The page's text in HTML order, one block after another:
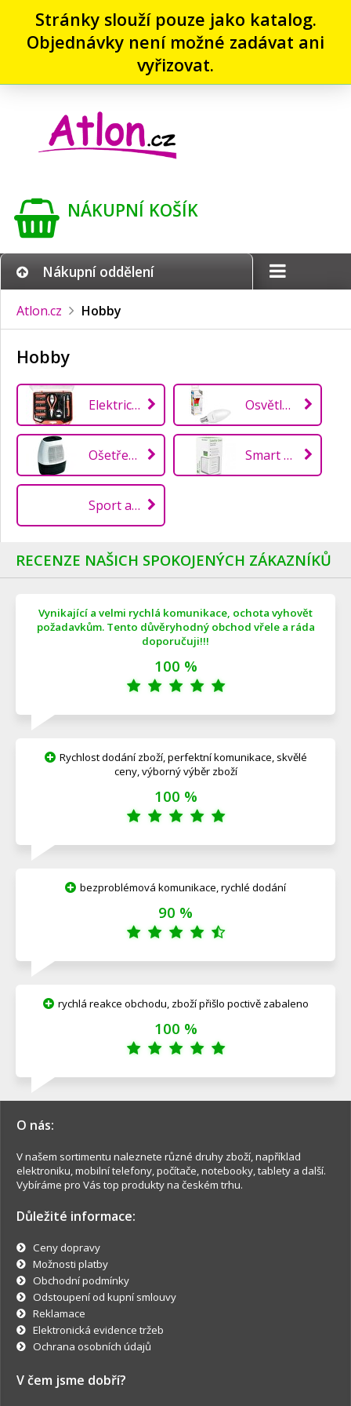
Stránky slouží pouze jako katalog.
Objednávky není možné zadávat ani
vyřizovat.
NÁKUPNÍ KOŠÍK
Nákupní oddělení
Atlon.cz Hobby
Hobby
Elektrické nářadí a příslušenství Osvětlení
Ošetření vzduchu Smart Home
Sport a outdoor
RECENZE NAŠICH SPOKOJENÝCH ZÁKAZNÍKŮ
Vynikající a velmi rychlá komunikace, ochota vyhovět
požadavkům. Tento důvěryhodný obchod vřele a ráda
doporučuji!!!
100 %
Rychlost dodání zboží, perfektní komunikace, skvělé
ceny, výborný výběr zboží
100 %
bezproblémová komunikace, rychlé dodání
90 %
rychlá reakce obchodu, zboží přišlo poctivě zabaleno
100 %
O nás:
V našem sortimentu naleznete různé druhy zboží, například
elektroniku, mobilní telefony, počítače, notebooky, tablety a další.
Vybíráme pro Vás top produkty na českém trhu.
Důležité informace:
Ceny dopravy
Možnosti platby
Obchodní podmínky
Odstoupení od kupní smlouvy
Reklamace
Elektronická evidence tržeb
Ochrana osobních údajů
V čem jsme dobří?